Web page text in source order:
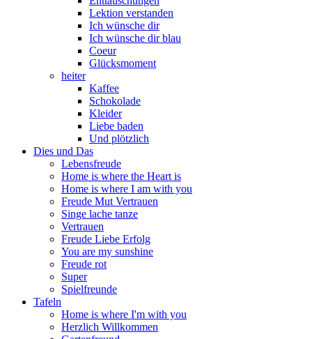
Lektion verstanden
Ich wünsche dir
Ich wünsche dir blau
Coeur
Glücksmoment
heiter
Kaffee
Schokolade
Kleider
Liebe baden
Und plötzlich
Dies und Das
Lebensfreude
Home is where the Heart is
Home is where I am with you
Freude Mut Vertrauen
Singe lache tanze
Vertrauen
Freude Liebe Erfolg
You are my sunshine
Freude rot
Super
Spielfreunde
Tafeln
Home is where I'm with you
Herzlich Willkommen